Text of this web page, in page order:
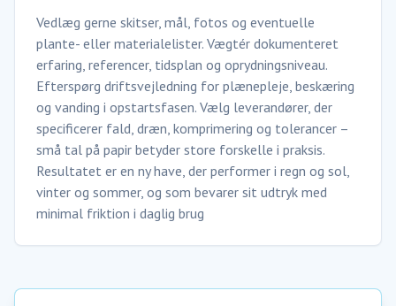
Vedlæg gerne skitser, mål, fotos og eventuelle
plante- eller materialelister. Vægtér dokumenteret
erfaring, referencer, tidsplan og oprydningsniveau.
Efterspørg driftsvejledning for plænepleje, beskæring
og vanding i opstartsfasen. Vælg leverandører, der
specificerer fald, dræn, komprimering og tolerancer –
små tal på papir betyder store forskelle i praksis.
Resultatet er en ny have, der performer i regn og sol,
vinter og sommer, og som bevarer sit udtryk med
minimal friktion i daglig brug